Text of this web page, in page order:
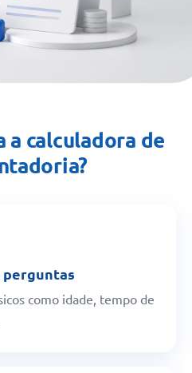
a calculadora de
perguntas
como idade, tempo de